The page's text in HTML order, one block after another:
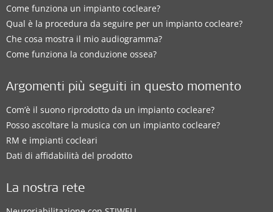
Come funziona un impianto cocleare?
Qual è la procedura da seguire per un impianto cocleare?
Che cosa mostra il mio audiogramma?
Come funziona la conduzione ossea?
Argomenti più seguiti in questo momento
Com’è il suono riprodotto da un impianto cocleare?
Posso ascoltare la musica con un impianto cocleare?
RM e impianti cocleari
Dati di affidabilità del prodotto
La nostra rete